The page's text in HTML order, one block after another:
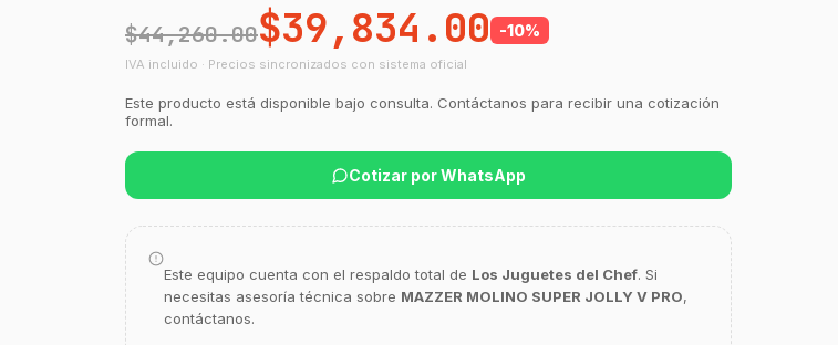
$44,260.00$39,834.00 -10%
IVA incluido · Precios sincronizados con sistema oficial
Este producto está disponible bajo consulta. Contáctanos para recibir una cotización
formal.
Cotizar por WhatsApp
Este equipo cuenta con el respaldo total de Los Juguetes del Chef. Si
necesitas asesoría técnica sobre MAZZER MOLINO SUPER JOLLY V PRO,
contáctanos.